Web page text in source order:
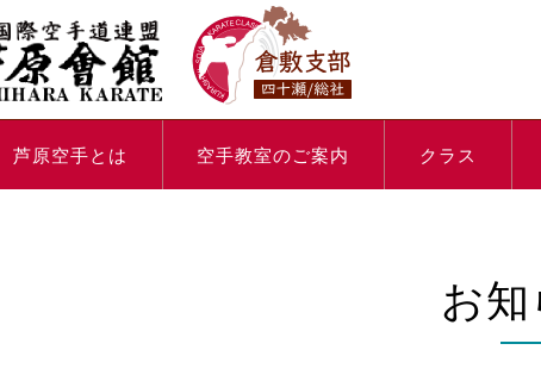
芦原空手とは 空手教室のご案内 クラス
お